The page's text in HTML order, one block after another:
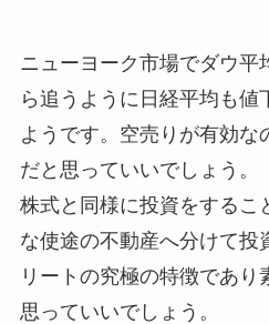
ニューヨーク市場でダウ平
ら追うように日経平均も値
ようです。空売りが有効な
だと思っていいでしょう。
株式と同様に投資をするこ
な使途の不動産へ分けて投
リートの究極の特徴であり
思っていいでしょう。